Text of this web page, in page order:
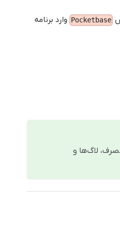
Pocketbase وارد برنامه
لاگ‌ها و